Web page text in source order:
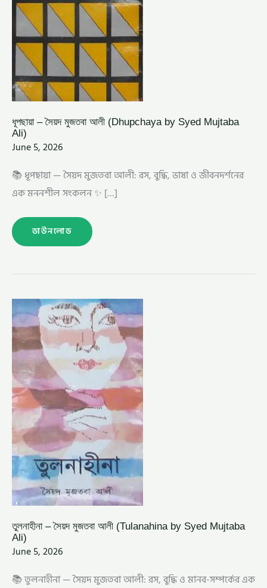
ধূপছায়া – সৈয়দ মুজতবা আলী (Dhupchaya by Syed Mujtaba
Ali)
June 5, 2026
📚 ধূপছায়া — সৈয়দ মুজতবা আলী: রস, বুদ্ধি, ভাষা ও জীবনদর্শনের
এক মননশীল সংকলন ✨ […]
ডাউনলোড
তুলনাহীনা – সৈয়দ মুজতবা আলী (Tulanahina by Syed Mujtaba
Ali)
June 5, 2026
📚 তুলনাহীনা — সৈয়দ মুজতবা আলী: রস, বুদ্ধি ও মানব-সম্পর্কের এক
তুলনাহীনা
–
সৈয়দ
মুজতবা
আলী
(TULANAHINA
BY
SYED
MUJTABA
ALI)